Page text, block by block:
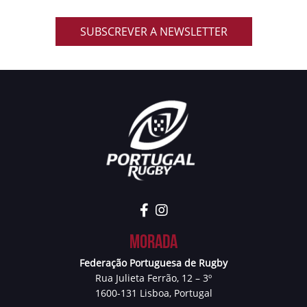
SUBSCREVER A NEWSLETTER
Morada
Federação Portuguesa de Rugby
Rua Julieta Ferrão, 12 – 3º
1600-131 Lisboa, Portugal